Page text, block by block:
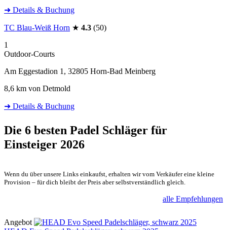
➜ Details & Buchung
TC Blau-Weiß Horn ★ 4.3 (50)
1
Outdoor-Courts
Am Eggestadion 1, 32805 Horn-Bad Meinberg
8,6 km von Detmold
➜ Details & Buchung
Die 6 besten Padel Schläger für
Einsteiger 2026
Wenn du über unsere Links einkaufst, erhalten wir vom Verkäufer eine kleine
Provision – für dich bleibt der Preis aber selbstverständlich gleich.
alle Empfehlungen
Angebot